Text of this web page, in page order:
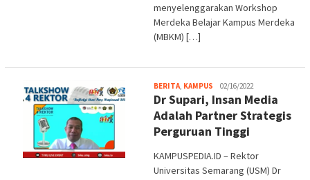
menyelenggarakan Workshop
Merdeka Belajar Kampus Merdeka
(MBKM) […]
BERITA, KAMPUS Melani
02/16/2022
Dr Supari, Insan Media
Adalah Partner Strategis
Perguruan Tinggi
KAMPUSPEDIA.ID – Rektor
Universitas Semarang (USM) Dr